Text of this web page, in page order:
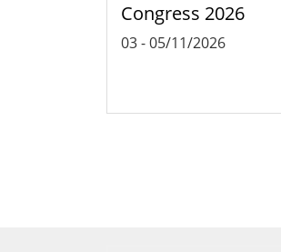
Congress 2026
03-05/11/2026